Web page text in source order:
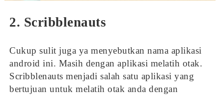
2. Scribblenauts
Cukup sulit juga ya menyebutkan nama aplikasi
android ini. Masih dengan aplikasi melatih otak.
Scribblenauts menjadi salah satu aplikasi yang
bertujuan untuk melatih otak anda dengan